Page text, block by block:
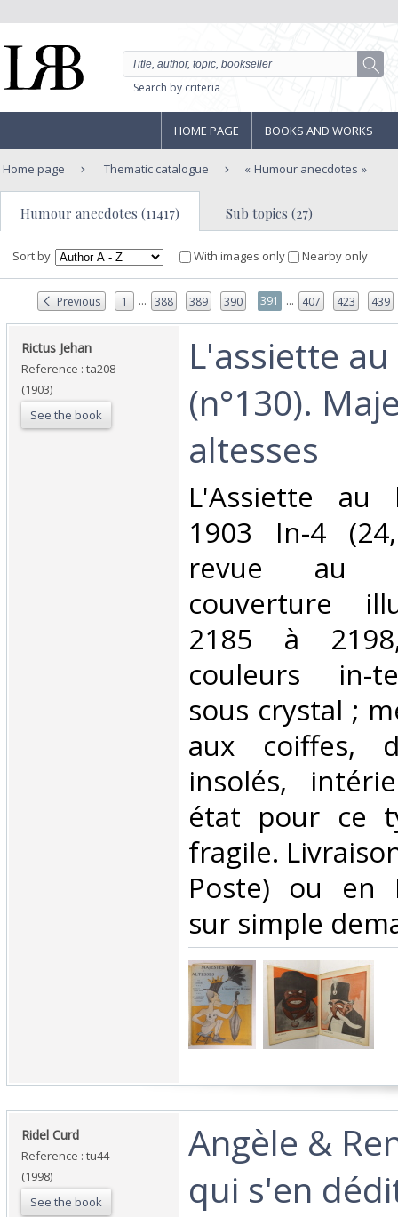
Search by criteria
HOME PAGE BOOKS AND WORKS
Home page Thematic catalogue Humour anecdotes
Humour anecdotes (11417) Sub topics (27)
Sort by With images only Nearby only
Previous 1 ... 388 389 390 391 ... 407 423 439
‎Rictus Jehan‎
Reference : ta208
(1903)
See the book
‎L'assiette
(n°130).
altesses‎
‎L'Assiette au
1903 In-4
revue au
couverture
2185 à
couleurs in-
sous crystal ;
aux coiffes,
insolés,
état pour ce
fragile.
Poste) ou en
sur simple
‎Ridel Curd‎
Reference : tu44
(1998)
See the book
‎Angèle &
qui s'en